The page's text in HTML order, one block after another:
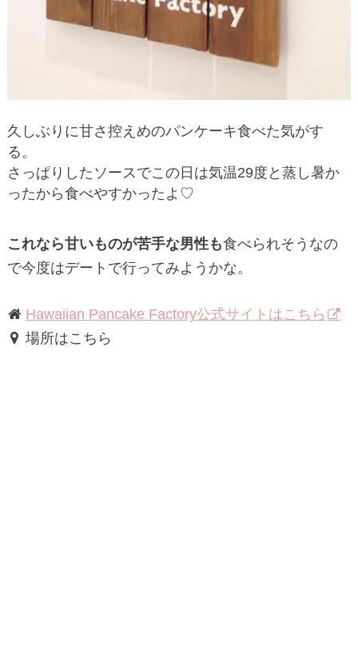
久しぶりに甘さ控えめのパンケーキ食べた気がす
る。
さっぱりしたソースでこの日は気温29度と蒸し暑か
ったから食べやすかったよ♡
これなら甘いものが苦手な男性も食べられそうなの
で今度はデートで行ってみようかな。
Hawaiian Pancake Factory公式サイトはこちら
場所はこちら